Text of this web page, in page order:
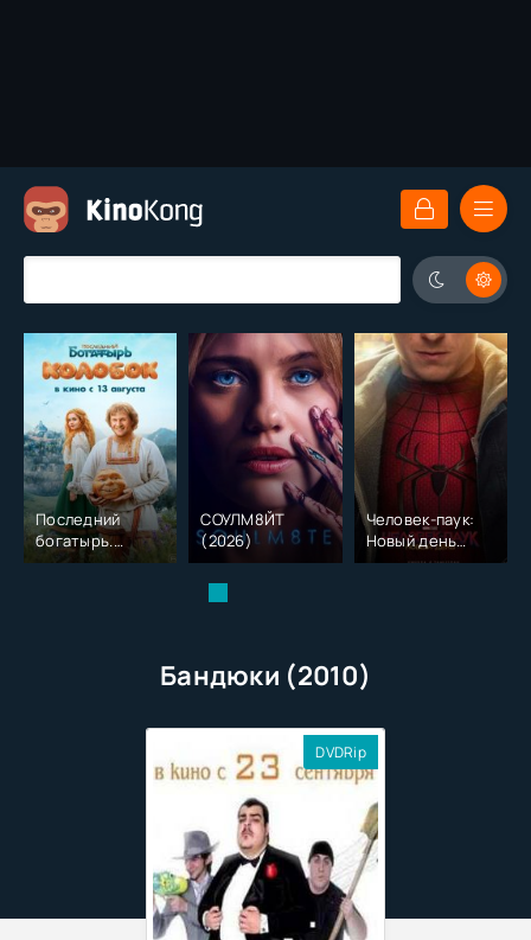
Последний
богатырь.
Колобок (2026)
СОУЛМ8ЙТ
(2026)
Человек-паук:
Новый день
(2026)
Бандюки (2010)
DVDRip